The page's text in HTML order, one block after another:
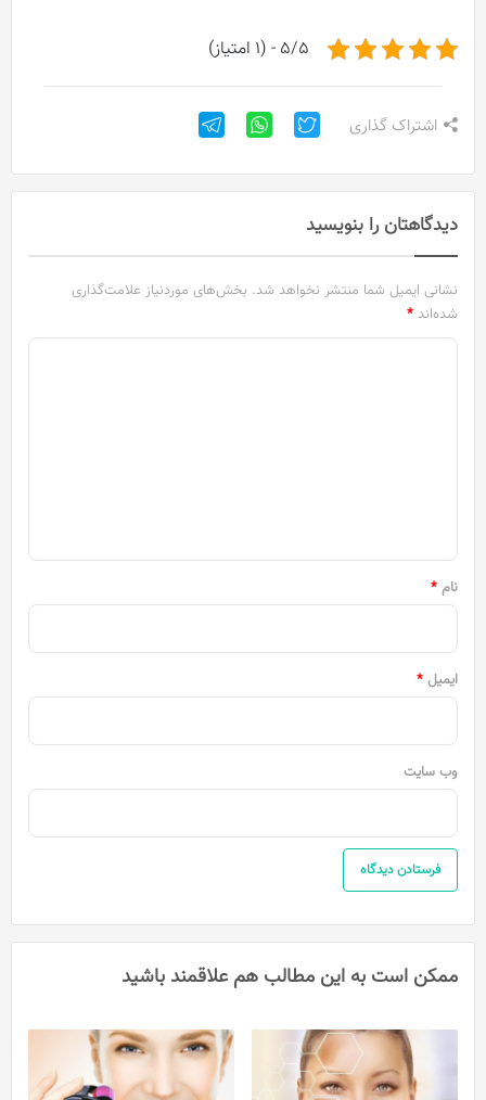
5/5 - (1 امتیاز)
اشتراک گذاری
دیدگاهتان را بنویسید
نشانی ایمیل شما منتشر نخواهد شد. بخش‌های موردنیاز علامت‌گذاری
شده‌اند *
نام *
ایمیل *
وب‌ سایت
ممکن است به این مطالب هم علاقمند باشید